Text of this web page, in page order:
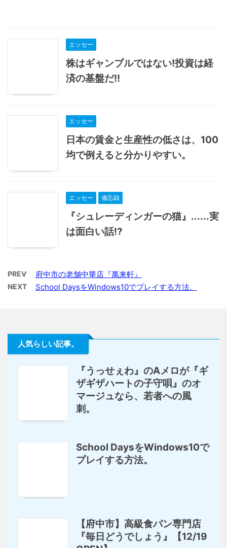
エッセー
株はギャンブルではない!投資は経
済の基盤だ!!
エッセー
日本の賃金と生産性の低さは、100
均で例えると分かりやすい。
エッセー 備忘録
『シュレーディンガーの猫』......実
は面白い話!?
PREV 府中市の老舗中華店『萬来軒』
NEXT School DaysをWindows10でプレイする方法。
人気らしい記事。
『うっせぇわ』のAメロが『ギ
ザギザハートの子守唄』のオ
マージュなら、若者への風
刺。
School DaysをWindows10で
プレイする方法。
【府中市】高級食パン専門店
『毎日どうでしょう』【12/19